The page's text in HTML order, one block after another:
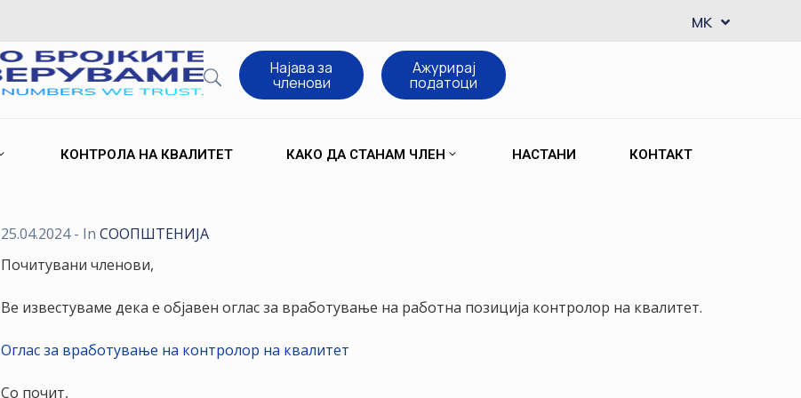
MK
SQ
Најава за
членови
Ажурирај
податоци
КОНТРОЛА НА КВАЛИТЕТ КАКО ДА СТАНАМ ЧЛЕН НАСТАНИ КОНТАКТ
25.04.2024- In СООПШТЕНИJA
Почитувани членови,
Ве известуваме дека е објавен оглас за вработување на работна позиција контролор на квалитет.
Оглас за вработување на контролор на квалитет
Со почит,